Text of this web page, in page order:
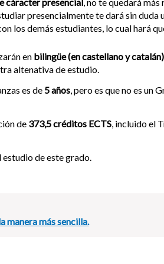
presencialmente te dará sin
los demás estudiantes, lo cual hará
en bilingüe (en castellano y catalán)
altenativa de estudio.
es de 5 años , pero es que no es un
de 373,5 créditos ECTS , incluido el
estudio de este grado.
manera más sencilla.